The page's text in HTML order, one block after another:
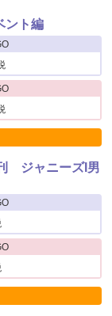
ント編
ジャニーズI男